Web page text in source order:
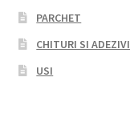
PARCHET
CHITURI SI ADEZIVI
USI